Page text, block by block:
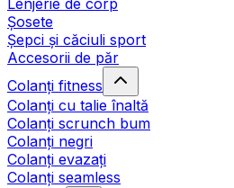
Lenjerie de corp
Șosete
Șepci și căciuli sport
Accesorii de păr
Colanți fitness
Colanți cu talie înaltă
Colanți scrunch bum
Colanți negri
Colanți evazați
Colanți seamless